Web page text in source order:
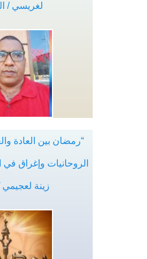
لغريسي /
“رمضان بين العادة
الروحانيات وإغراق في
زينة لعجيمي /